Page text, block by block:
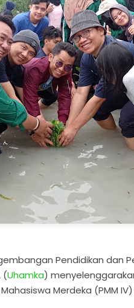
Pendidikan dan
(Uhamka)
Merdeka (PMM